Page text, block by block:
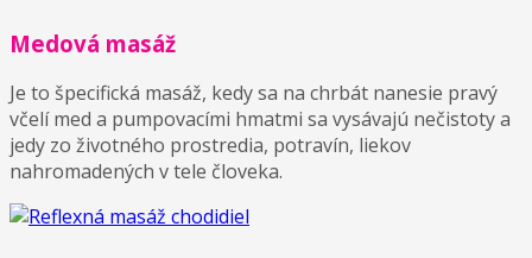
Medová masáž
Je to špecifická masáž, kedy sa na chrbát nanesie pravý
včelí med a pumpovacími hmatmi sa vysávajú nečistoty a
jedy zo životného prostredia, potravín, liekov
nahromadených v tele človeka.